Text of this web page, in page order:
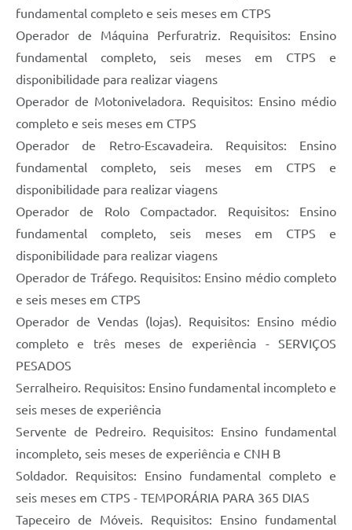
fundamental completo e seis meses em CTPS
Operador de Máquina Perfuratriz. Requisitos: Ensino
fundamental completo, seis meses em CTPS e
disponibilidade para realizar viagens
Operador de Motoniveladora. Requisitos: Ensino médio
completo e seis meses em CTPS
Operador de Retro-Escavadeira. Requisitos: Ensino
fundamental completo, seis meses em CTPS e
disponibilidade para realizar viagens
Operador de Rolo Compactador. Requisitos: Ensino
fundamental completo, seis meses em CTPS e
disponibilidade para realizar viagens
Operador de Tráfego. Requisitos: Ensino médio completo
e seis meses em CTPS
Operador de Vendas (lojas). Requisitos: Ensino médio
completo e três meses de experiência - SERVIÇOS
PESADOS
Serralheiro. Requisitos: Ensino fundamental incompleto e
seis meses de experiência
Servente de Pedreiro. Requisitos: Ensino fundamental
incompleto, seis meses de experiência e CNH B
Soldador. Requisitos: Ensino fundamental completo e
seis meses em CTPS - TEMPORÁRIA PARA 365 DIAS
Tapeceiro de Móveis. Requisitos: Ensino fundamental